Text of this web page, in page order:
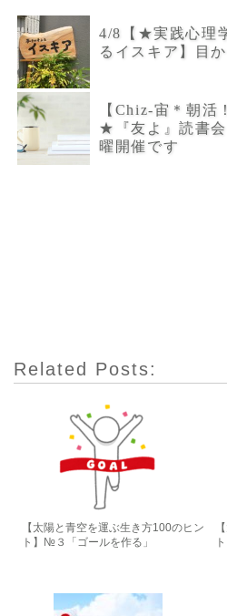
4/8【★実践心理
るイスキア】目
【Chiz-宙＊朝活
★『友よ』読書
曜開催です
Related Posts:
【太陽と青空を運ぶ生き方100のヒン
ト】№３「ゴールを作る」